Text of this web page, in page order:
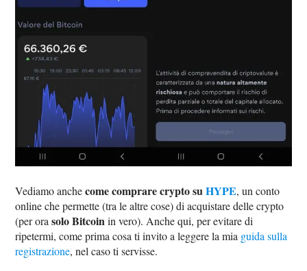
Vediamo anchecome comprare crypto suHYPE, un conto
online che permette (tra le altre cose) di acquistare delle crypto
(per orasolo Bitcoin in vero). Anche qui, per evitare di
ripetermi, come prima cosa ti invito a leggere la mia guida sulla
registrazione, nel caso ti servisse.